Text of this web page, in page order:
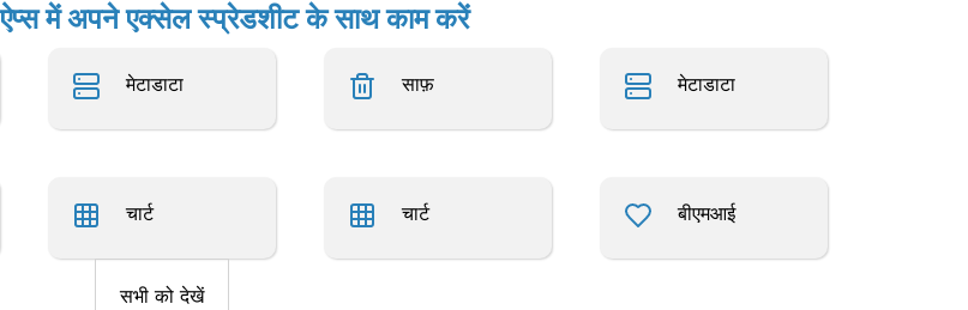
में अपने एक्सेल स्प्रेडशीट के साथ काम करें
मेटाडाटा साफ़ मेटाडाटा
चार्ट चार्ट बीएमआई
सभी को देखें